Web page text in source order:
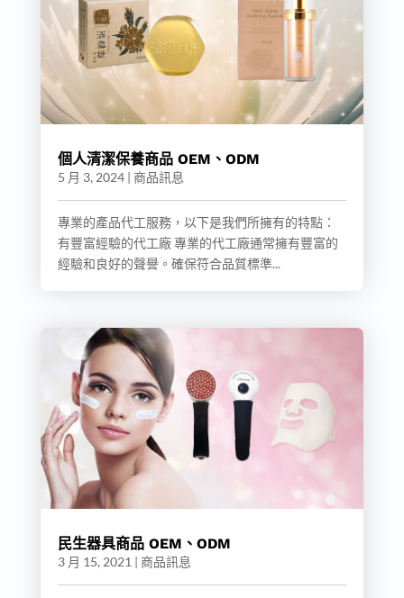
個人清潔保養商品 OEM、ODM
5 月 3, 2024| 商品訊息
專業的產品代工服務，以下是我們所擁有的特點：
有豐富經驗的代工廠 專業的代工廠通常擁有豐富的
經驗和良好的聲譽。確保符合品質標準...
民生器具商品 OEM、ODM
3 月 15, 2021 | 商品訊息